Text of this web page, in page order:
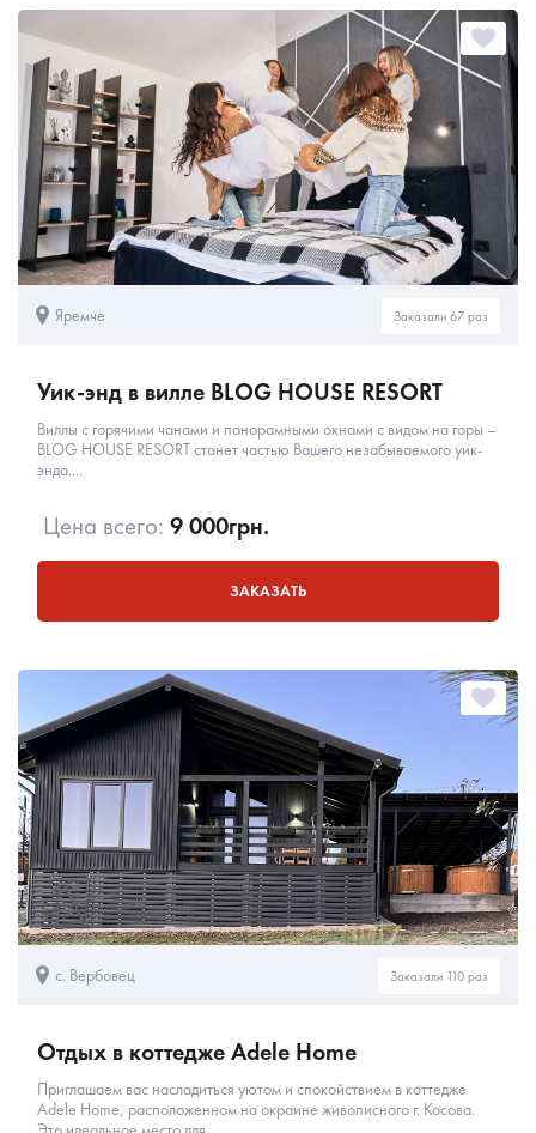
Яремче Заказали 67 раз
Уик-энд в вилле BLOG HOUSE RESORT
Виллы с горячими чанами и панорамными окнами с видом на горы –
BLOG HOUSE RESORT станет частью Вашего незабываемого уик-
энда....
Цена всего: 9 000грн.
ЗАКАЗАТЬ
с. Вербовец Заказали 110 раз
Отдых в коттедже Adele Home
Приглашаем вас насладиться уютом и спокойствием в коттедже
Adele Home, расположенном на окраине живописного г. Косова.